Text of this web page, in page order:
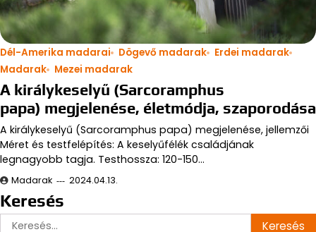
Dél-Amerika madarai Dögevő madarak
Erdei madarak
Madarak
Mezei madarak
A királykeselyű (Sarcoramphus
papa) megjelenése, életmódja, szaporodása
A királykeselyű (Sarcoramphus papa) megjelenése, jellemzői
Méret és testfelépítés: A keselyűfélék családjának
legnagyobb tagja. Testhossza: 120-150…
Madarak 2024.04.13.
Keresés
Keresés: